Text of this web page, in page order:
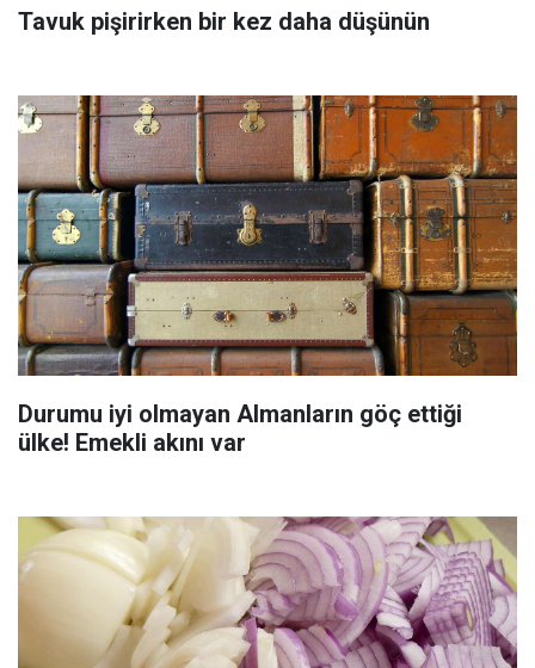
Tavuk pişirirken bir kez daha düşünün
Durumu iyi olmayan Almanların göç ettiği
ülke! Emekli akını var